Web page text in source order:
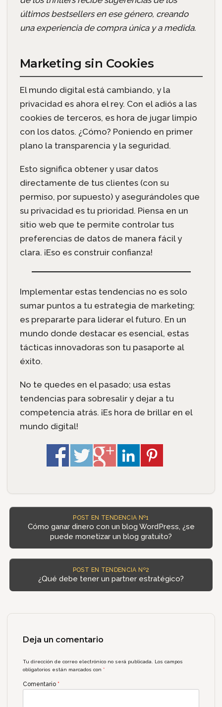
últimos bestsellers en ese género, creando
una experiencia de compra única y a medida.
Marketing sin Cookies
El mundo digital está cambiando, y la
privacidad es ahora el rey. Con el adiós a las
cookies de terceros, es hora de jugar limpio
con los datos. ¿Cómo? Poniendo en primer
plano la transparencia y la seguridad.
Esto significa obtener y usar datos
directamente de tus clientes (con su
permiso, por supuesto) y asegurándoles que
su privacidad es tu prioridad. Piensa en un
sitio web que te permite controlar tus
preferencias de datos de manera fácil y
clara. ¡Eso es construir confianza!
Implementar estas tendencias no es solo
sumar puntos a tu estrategia de marketing;
es prepararte para liderar el futuro. En un
mundo donde destacar es esencial, estas
tácticas innovadoras son tu pasaporte al
éxito.
No te quedes en el pasado; usa estas
tendencias para sobresalir y dejar a tu
competencia atrás. ¡Es hora de brillar en el
mundo digital!
POST EN TENDENCIA Nº1
Cómo ganar dinero con un blog WordPress, ¿se
puede monetizar un blog gratuito?
POST EN TENDENCIA Nº2
¿Qué debe tener un partner estratégico?
Deja un comentario
Tu dirección de correo electrónico no será publicada.
Los campos
obligatorios están marcados con*
Comentario *